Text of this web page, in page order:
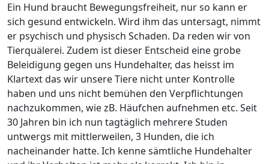
Ein Hund braucht Bewegungsfreiheit, nur so kann er
sich gesund entwickeln. Wird ihm das untersagt, nimmt
er psychisch und physisch Schaden. Da reden wir von
Tierquälerei. Zudem ist dieser Entscheid eine grobe
Beleidigung gegen uns Hundehalter, das heisst im
Klartext das wir unsere Tiere nicht unter Kontrolle
haben und uns nicht bemühen den Verpflichtungen
nachzukommen, wie zB. Häufchen aufnehmen etc. Seit
30 Jahren bin ich nun tagtäglich mehrere Studen
untwergs mit mittlerweilen, 3 Hunden, die ich
nacheinander hatte. Ich kenne sämtliche Hundehalter